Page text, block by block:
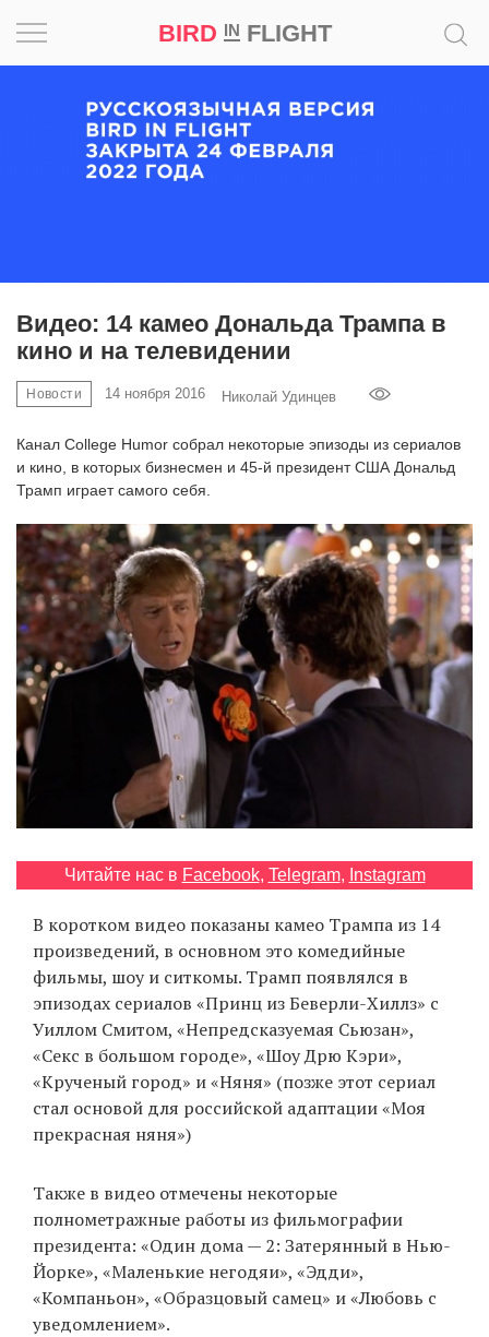
BIRD INFLIGHT
EN
UA
Видео: 14 камео Дональда Трампа в
кино и на телевидении
Новости 14 ноября 2016 Николай Удинцев
Канал College Humor собрал некоторые эпизоды из сериалов
и кино, в которых бизнесмен и 45-й президент США Дональд
Трамп играет самого себя.
Читайте нас в Facebook, Telegram, Instagram
В коротком видео показаны камео Трампа из 14
произведений, в основном это комедийные
фильмы, шоу и ситкомы. Трамп появлялся в
эпизодах сериалов «Принц из Беверли-Хиллз» с
Уиллом Смитом, «Непредсказуемая Сьюзан»,
«Секс в большом городе», «Шоу Дрю Кэри»,
«Крученый город» и «Няня» (позже этот сериал
стал основой для российской адаптации «Моя
прекрасная няня»)
Также в видео отмечены некоторые
полнометражные работы из фильмографии
президента: «Один дома — 2: Затерянный в Нью-
Йорке», «Маленькие негодяи», «Эдди»,
«Компаньон», «Образцовый самец» и «Любовь с
уведомлением».